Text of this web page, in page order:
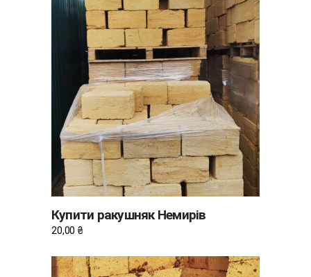
ДОДАТИ В КОШИК
Купити ракушняк Немирів
20,00 ₴